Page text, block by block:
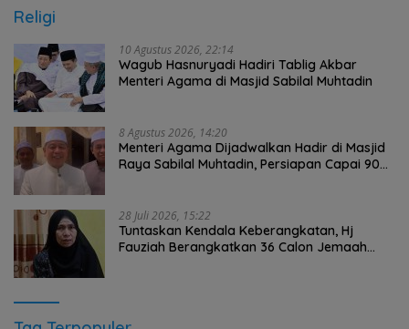
Religi
10 Agustus 2026, 22:14
Wagub Hasnuryadi Hadiri Tablig Akbar
Menteri Agama di Masjid Sabilal Muhtadin
8 Agustus 2026, 14:20
Menteri Agama Dijadwalkan Hadir di Masjid
Raya Sabilal Muhtadin, Persiapan Capai 90
28 Juli 2026, 15:22
Tuntaskan Kendala Keberangkatan, Hj
Fauziah Berangkatkan 36 Calon Jemaah